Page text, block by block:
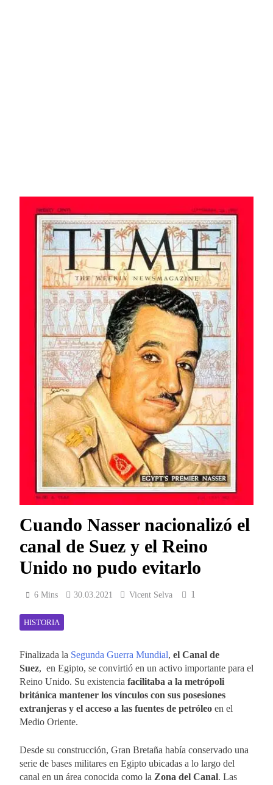
Cuando Nasser nacionalizó el
canal de Suez y el Reino
Unido no pudo evitarlo
6 Mins 30.03.2021 Vicent Selva 1
HISTORIA
Finalizada la Segunda Guerra Mundial, el Canal de
Suez, en Egipto, se convirtió en un activo importante para el
Reino Unido. Su existencia facilitaba a la metrópoli
británica mantener los vínculos con sus posesiones
extranjeras y el acceso a las fuentes de petróleo en el
Medio Oriente.
Desde su construcción, Gran Bretaña había conservado una
serie de bases militares en Egipto ubicadas a lo largo del
canal en un área conocida como la Zona del Canal. Las